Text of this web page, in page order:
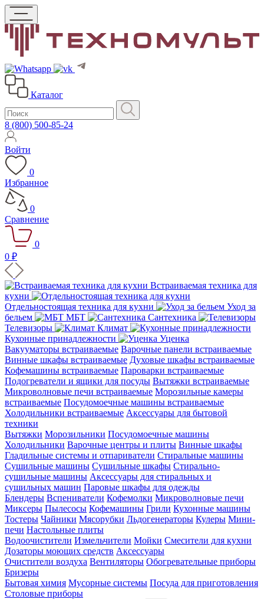
Каталог
8 (800) 500-85-24
Войти
0
Избранное
0
Сравнение
0
0 ₽
Встраиваемая техника для
кухни
Отдельностоящая техника для кухни
Уход за
бельем
МБТ
Сантехника
Телевизоры
Климат
Кухонные принадлежности
Уценка
Вакууматоры встраиваемые Варочные панели встраиваемые
Винные шкафы встраиваемые Духовые шкафы встраиваемые
Кофемашины встраиваемые Пароварки встраиваемые
Подогреватели и ящики для посуды Вытяжки встраиваемые
Микроволновые печи встраиваемые Морозильные камеры
встраиваемые Посудомоечные машины встраиваемые
Холодильники встраиваемые Аксессуары для бытовой
техники
Вытяжки Морозильники Посудомоечные машины
Холодильники Варочные центры и плиты Винные шкафы
Гладильные системы и отпариватели Стиральные машины
Сушильные машины Сушильные шкафы Стирально-
сушильные машины Аксессуары для стиральных и
сушильных машин Паровые шкафы для одежды
Блендеры Вспениватели Кофемолки Микроволновые печи
Миксеры Пылесосы Кофемашины Грили Кухонные машины
Тостеры Чайники Мясорубки Льдогенераторы Кулеры Мини-
печи Настольные плиты
Водоочистители Измельчители Мойки Смесители для кухни
Дозаторы моющих средств Аксессуары
Очистители воздуха Вентиляторы Обогревательные приборы
Бризеры
Бытовая химия Мусорные системы Посуда для приготовления
Столовые приборы